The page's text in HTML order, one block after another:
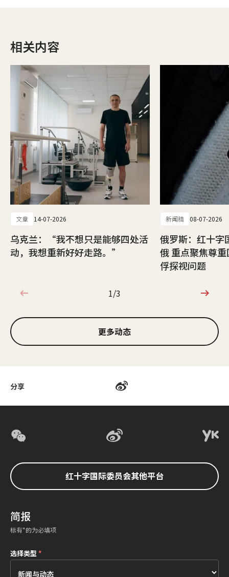
分享
相关内容
文章 14-07-2026
乌克兰：“我不想只是能够四处活
动，我想重新好好走路。”
新闻稿 08-07-2026
俄罗斯：红十字
俄 重点聚焦尊
俘探视问题
1/3
1/3
更多动态
红十字国际委员会其他平台
简报
标有*的为必填项
选择类型*